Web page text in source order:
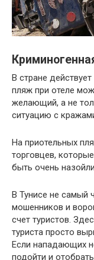
В стране
пляж при отеле
желающий, а не
ситуацию с
На приотельных
торговцев,
быть очень
В Тунисе не самый
мошенников и
счет туристов.
туриста просто
Если нападающих
подойти и